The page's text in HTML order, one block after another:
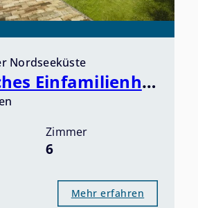
Nordseeküste
Historisches Einfamilienhaus in idyllischer Lage an der Wurster Nordseeküste! Provisionsfrei!
Zimmer
6
Mehr erfahren